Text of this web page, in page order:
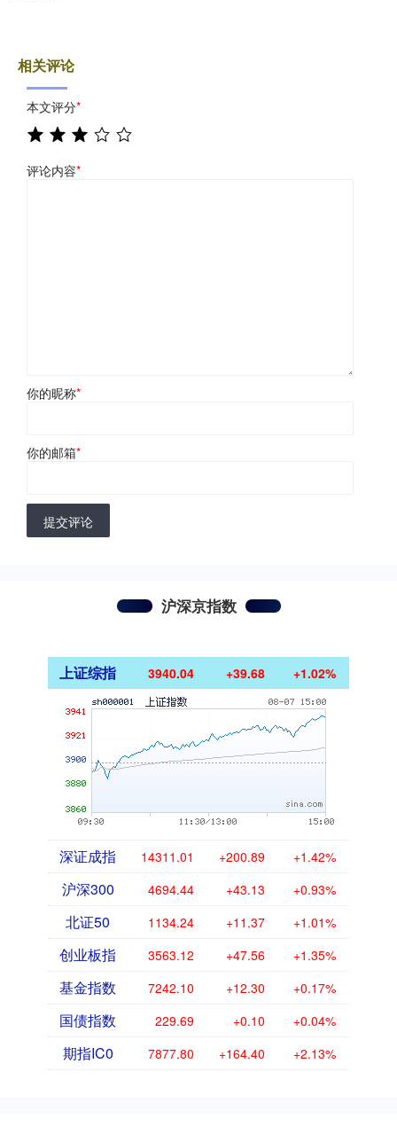
相关评论
本文评分*
评论内容*
你的昵称*
你的邮箱*
提交评论
沪深京指数
上证综指 3940.04 +39.68 +1.02%
深证成指 14311.01 +200.89 +1.42%
沪深300 4694.44 +43.13 +0.93%
北证50 1134.24 +11.37 +1.01%
创业板指 3563.12 +47.56 +1.35%
基金指数 7242.10 +12.30 +0.17%
国债指数 229.69 +0.10 +0.04%
期指IC0 7877.80 +164.40 +2.13%